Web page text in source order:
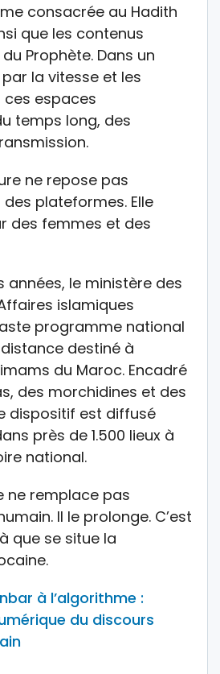
consacrée au Hadith
que les contenus
Prophète. Dans un
la vitesse et les
espaces
temps long, des
ne repose pas
plateformes. Elle
des femmes et des
années, le ministère des
islamiques
programme national
destiné à
du Maroc. Encadré
des morchidines et des
dispositif est diffusé
près de 1.500 lieux à
national.
ne remplace pas
Il le prolonge. C’est
que se situe la
à l’algorithme :
du discours